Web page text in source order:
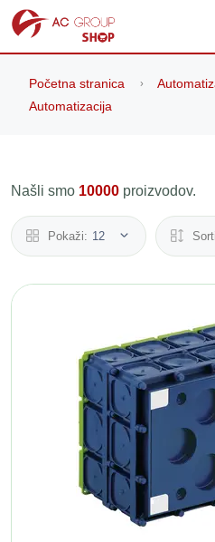
Početna stranica
Automatizacija
Našli smo 10000 proizvodov.
Pokaži: 12